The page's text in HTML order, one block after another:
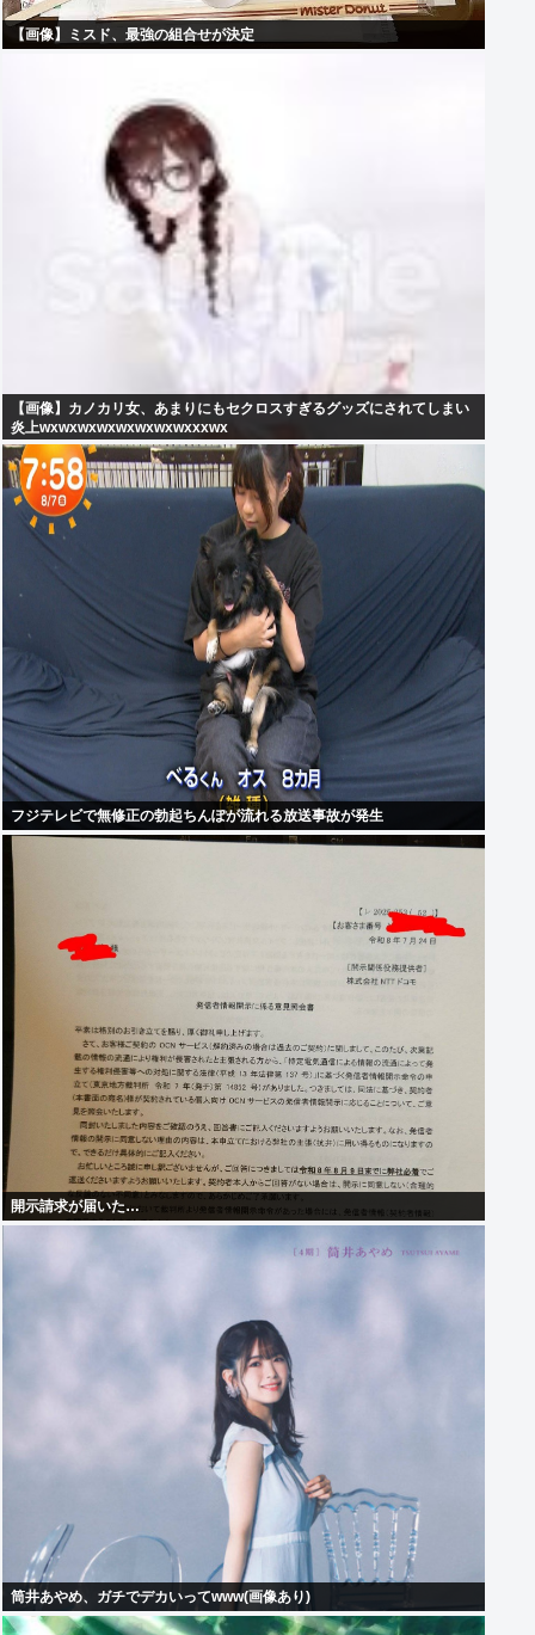
【画像】ミスド、最強の組合せが決定
【画像】カノカリ女、あまりにもセクロスすぎるグッズにされてしまい
炎上wxwxwxwxwxwxwxwxxxwx
フジテレビで無修正の勃起ちんぽが流れる放送事故が発生
開示請求が届いた…
筒井あやめ、ガチでデカいってwww(画像あり)